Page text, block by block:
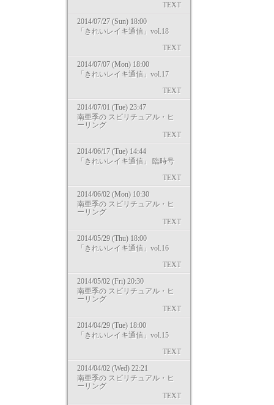
TEXT
2014/07/27 (Sun) 18:00
「きれいレイキ通信」vol.18
TEXT
2014/07/07 (Mon) 18:00
「きれいレイキ通信」vol.17
TEXT
2014/07/01 (Tue) 23:47
南亜季の スピリチュアル・ヒ
ーリング
TEXT
2014/06/17 (Tue) 14:44
「きれいレイキ通信」 臨時号
TEXT
2014/06/02 (Mon) 10:30
南亜季の スピリチュアル・ヒ
ーリング
TEXT
2014/05/29 (Thu) 18:00
「きれいレイキ通信」vol.16
TEXT
2014/05/02 (Fri) 20:30
南亜季の スピリチュアル・ヒ
ーリング
TEXT
2014/04/29 (Tue) 18:00
「きれいレイキ通信」vol.15
TEXT
2014/04/02 (Wed) 22:21
南亜季の スピリチュアル・ヒ
ーリング
TEXT